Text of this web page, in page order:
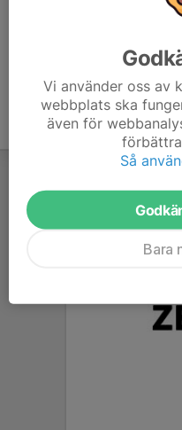
Vi använder oss av
webbplats ska
även för
Så
Bara